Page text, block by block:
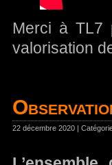
Merci à TL7
valorisation
22 décembre 2020 |